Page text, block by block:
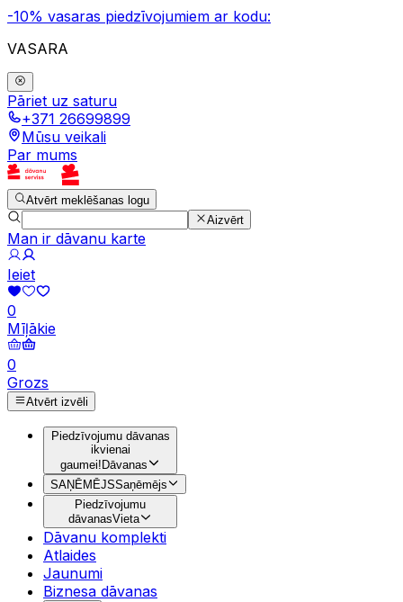
-10% vasaras piedzīvojumiem ar kodu:
VASARA
Pāriet uz saturu
+371 26699899
Mūsu veikali
Par mums
Atvērt meklēšanas logu
Aizvērt
Man ir dāvanu karte
Ieiet
0
Mīļākie
0
Grozs
Atvērt izvēli
Piedzīvojumu dāvanas
ikvienai
gaumei!Dāvanas
SAŅĒMĒJSSaņēmējs
Piedzīvojumu
dāvanasVieta
Dāvanu komplekti
Atlaides
Jaunumi
Biznesa dāvanas